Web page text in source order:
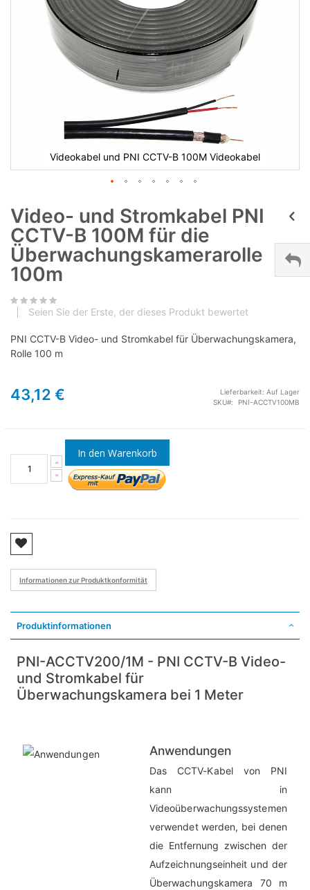
Videokabel und PNI CCTV-B 100M Videokabel
Video- und Stromkabel PNI
CCTV-B 100M für die
Überwachungskamerarolle
100m
Seien Sie der Erste, der dieses Produkt bewertet
PNI CCTV-B Video- und Stromkabel für Überwachungskamera,
Rolle 100 m
43,12 € Lieferbarkeit: Auf Lager
SKU
PNI-ACCTV100MB
In den Warenkorb
Informationen zur Produktkonformität
Produktinformationen
PNI-ACCTV200/1M - PNI CCTV-B Video-
und Stromkabel für
Überwachungskamera bei 1 Meter
Anwendungen
Das CCTV-Kabel von PNI
kann in
Videoüberwachungssystemen
verwendet werden, bei denen
die Entfernung zwischen der
Aufzeichnungseinheit und der
Überwachungskamera 70 m